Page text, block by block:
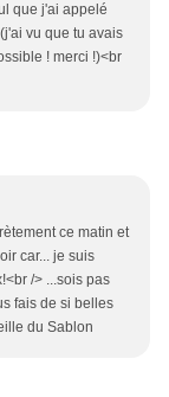
que j'ai appelé
vu que tu avais
! merci !)<br
ce matin et
car... je suis
/> ...sois pas
fais de si belles
du Sablon